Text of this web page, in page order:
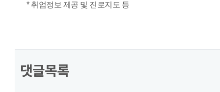
* 취업정보 제공 및 진로지도 등
댓글목록